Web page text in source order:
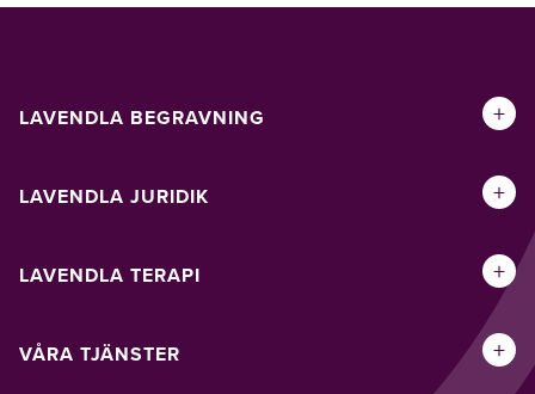
LAVENDLA BEGRAVNING +
LAVENDLA JURIDIK +
LAVENDLA TERAPI +
VÅRA TJÄNSTER +